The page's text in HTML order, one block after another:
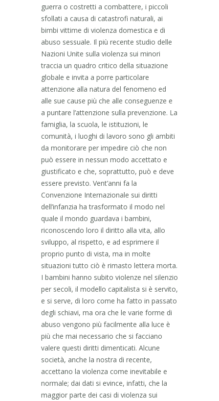
guerra o costretti a combattere, i piccoli
sfollati a causa di catastrofi naturali, ai
bimbi vittime di violenza domestica e di
abuso sessuale. Il più recente studio delle
Nazioni Unite sulla violenza sui minori
traccia un quadro critico della situazione
globale e invita a porre particolare
attenzione alla natura del fenomeno ed
alle sue cause più che alle conseguenze e
a puntare l’attenzione sulla prevenzione. La
famiglia, la scuola, le istituzioni, le
comunità, i luoghi di lavoro sono gli ambiti
da monitorare per impedire ciò che non
può essere in nessun modo accettato e
giustificato e che, soprattutto, può e deve
essere previsto. Vent’anni fa la
Convenzione Internazionale sui diritti
dell’infanzia ha trasformato il modo nel
quale il mondo guardava i bambini,
riconoscendo loro il diritto alla vita, allo
sviluppo, al rispetto, e ad esprimere il
proprio punto di vista, ma in molte
situazioni tutto ciò è rimasto lettera morta.
I bambini hanno subito violenze nel silenzio
per secoli, il modello capitalista si è servito,
e si serve, di loro come ha fatto in passato
degli schiavi, ma ora che le varie forme di
abuso vengono più facilmente alla luce è
più che mai necessario che si facciano
valere questi diritti dimenticati. Alcune
società, anche la nostra di recente,
accettano la violenza come inevitabile e
normale; dai dati si evince, infatti, che la
maggior parte dei casi di violenza sui